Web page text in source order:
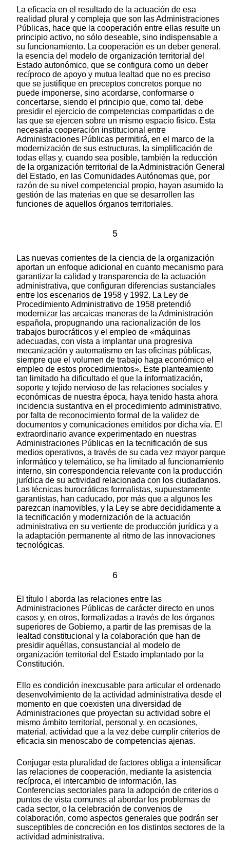
La eficacia en el resultado de la actuación de esa
realidad plural y compleja que son las Administraciones
Públicas, hace que la cooperación entre ellas resulte un
principio activo, no sólo deseable, sino indispensable a
su funcionamiento. La cooperación es un deber general,
la esencia del modelo de organización territorial del
Estado autonómico, que se configura como un deber
recíproco de apoyo y mutua lealtad que no es preciso
que se justifique en preceptos concretos porque no
puede imponerse, sino acordarse, conformarse o
concertarse, siendo el principio que, como tal, debe
presidir el ejercicio de competencias compartidas o de
las que se ejercen sobre un mismo espacio físico. Esta
necesaria cooperación institucional entre
Administraciones Públicas permitirá, en el marco de la
modernización de sus estructuras, la simplificación de
todas ellas y, cuando sea posible, también la reducción
de la organización territorial de la Administración General
del Estado, en las Comunidades Autónomas que, por
razón de su nivel competencial propio, hayan asumido la
gestión de las materias en que se desarrollen las
funciones de aquellos órganos territoriales.
5
Las nuevas corrientes de la ciencia de la organización
aportan un enfoque adicional en cuanto mecanismo para
garantizar la calidad y transparencia de la actuación
administrativa, que configuran diferencias sustanciales
entre los escenarios de 1958 y 1992. La Ley de
Procedimiento Administrativo de 1958 pretendió
modernizar las arcaicas maneras de la Administración
española, propugnando una racionalización de los
trabajos burocráticos y el empleo de «máquinas
adecuadas, con vista a implantar una progresiva
mecanización y automatismo en las oficinas públicas,
siempre que el volumen de trabajo haga económico el
empleo de estos procedimientos». Este planteamiento
tan limitado ha dificultado el que la informatización,
soporte y tejido nervioso de las relaciones sociales y
económicas de nuestra época, haya tenido hasta ahora
incidencia sustantiva en el procedimiento administrativo,
por falta de reconocimiento formal de la validez de
documentos y comunicaciones emitidos por dicha vía. El
extraordinario avance experimentado en nuestras
Administraciones Públicas en la tecnificación de sus
medios operativos, a través de su cada vez mayor parque
informático y telemático, se ha limitado al funcionamiento
interno, sin correspondencia relevante con la producción
jurídica de su actividad relacionada con los ciudadanos.
Las técnicas burocráticas formalistas, supuestamente
garantistas, han caducado, por más que a algunos les
parezcan inamovibles, y la Ley se abre decididamente a
la tecnificación y modernización de la actuación
administrativa en su vertiente de producción jurídica y a
la adaptación permanente al ritmo de las innovaciones
tecnológicas.
6
El título I aborda las relaciones entre las
Administraciones Públicas de carácter directo en unos
casos y, en otros, formalizadas a través de los órganos
superiores de Gobierno, a partir de las premisas de la
lealtad constitucional y la colaboración que han de
presidir aquéllas, consustancial al modelo de
organización territorial del Estado implantado por la
Constitución.
Ello es condición inexcusable para articular el ordenado
desenvolvimiento de la actividad administrativa desde el
momento en que coexisten una diversidad de
Administraciones que proyectan su actividad sobre el
mismo ámbito territorial, personal y, en ocasiones,
material, actividad que a la vez debe cumplir criterios de
eficacia sin menoscabo de competencias ajenas.
Conjugar esta pluralidad de factores obliga a intensificar
las relaciones de cooperación, mediante la asistencia
recíproca, el intercambio de información, las
Conferencias sectoriales para la adopción de criterios o
puntos de vista comunes al abordar los problemas de
cada sector, o la celebración de convenios de
colaboración, como aspectos generales que podrán ser
susceptibles de concreción en los distintos sectores de la
actividad administrativa.